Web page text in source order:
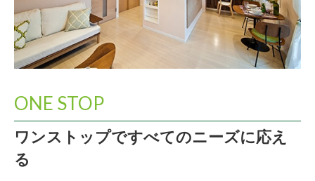
ONE STOP
ワンストップですべてのニーズに応え
る